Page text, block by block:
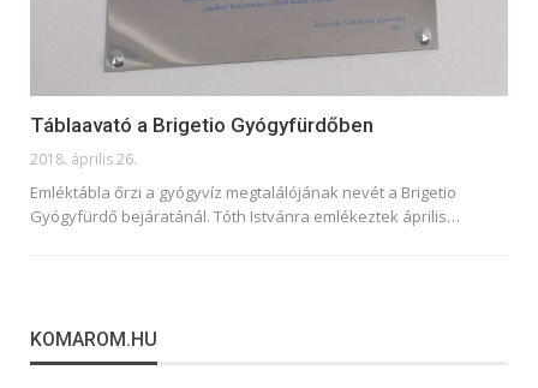
Táblaavató a Brigetio Gyógyfürdőben
2018. április 26.
Emléktábla őrzi a gyógyvíz megtalálójának nevét a Brigetio
Gyógyfürdő bejáratánál. Tóth Istvánra emlékeztek április…
KOMAROM.HU